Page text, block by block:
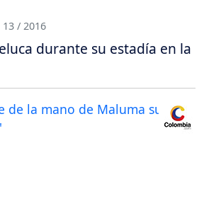
/ 2016
durante su estadía en la